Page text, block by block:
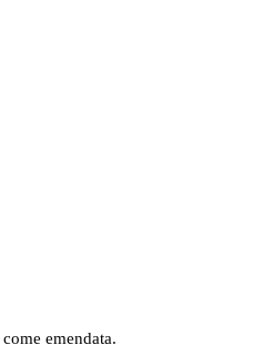
come emendata.